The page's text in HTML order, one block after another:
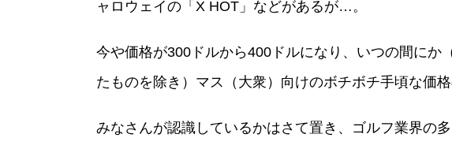
ャロウェイの「X HOT」などがあるが…。
今や価格が300ドルから400ドルになり、いつの間に
たものを除き）マス（大衆）向けのボチボチ手頃な価
みなさんが認識しているかはさて置き、ゴルフ業界の